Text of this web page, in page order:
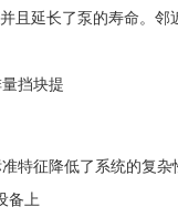
且延长了泵的寿命。
挡块提
特征降低了系统的复
备上